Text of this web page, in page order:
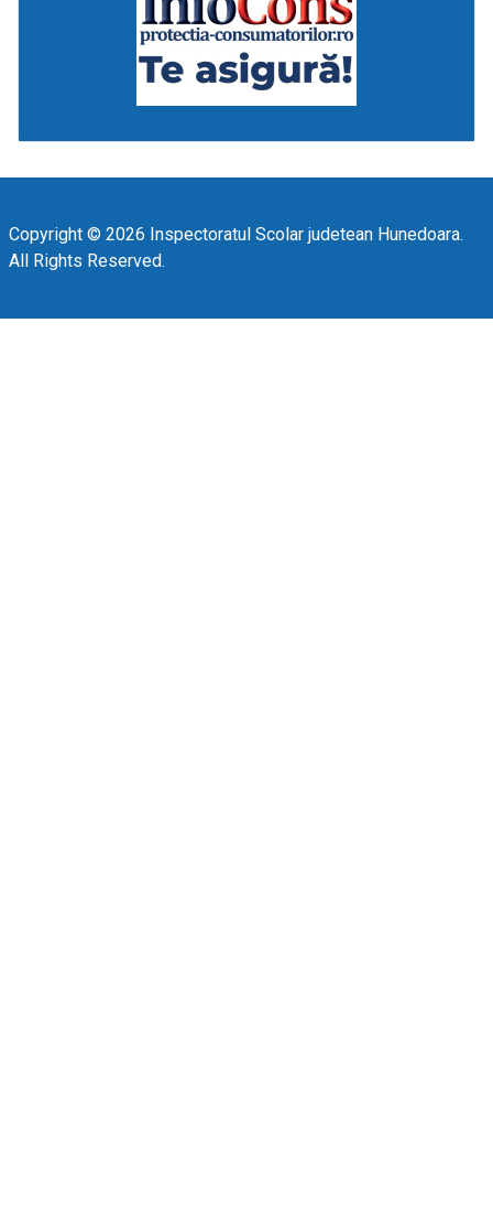
Copyright © 2026 Inspectoratul Scolar judetean Hunedoara.
All Rights Reserved.